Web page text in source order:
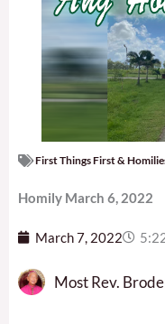
First Things First &
Homily March 6, 2022
March 7, 2022
Most Rev.